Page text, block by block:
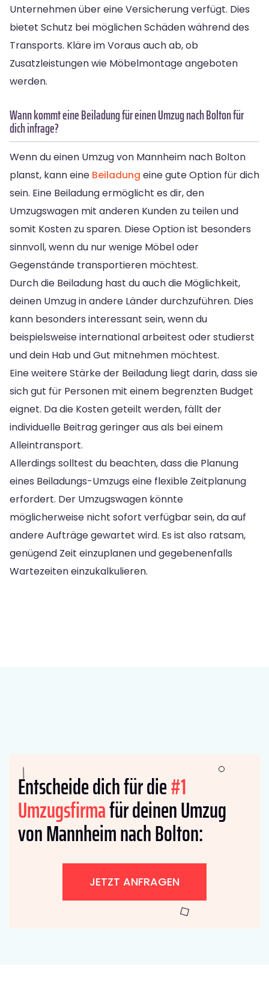
Unternehmen über eine Versicherung verfügt. Dies
bietet Schutz bei möglichen Schäden während des
Transports. Kläre im Voraus auch ab, ob
Zusatzleistungen wie Möbelmontage angeboten
werden.
Wann kommt eine Beiladung für einen Umzug nach Bolton für
dich infrage?
Wenn du einen Umzug von Mannheim nach Bolton
planst, kann eine Beiladung eine gute Option für dich
sein. Eine Beiladung ermöglicht es dir, den
Umzugswagen mit anderen Kunden zu teilen und
somit Kosten zu sparen. Diese Option ist besonders
sinnvoll, wenn du nur wenige Möbel oder
Gegenstände transportieren möchtest.
Durch die Beiladung hast du auch die Möglichkeit,
deinen Umzug in andere Länder durchzuführen. Dies
kann besonders interessant sein, wenn du
beispielsweise international arbeitest oder studierst
und dein Hab und Gut mitnehmen möchtest.
Eine weitere Stärke der Beiladung liegt darin, dass sie
sich gut für Personen mit einem begrenzten Budget
eignet. Da die Kosten geteilt werden, fällt der
individuelle Beitrag geringer aus als bei einem
Alleintransport.
Allerdings solltest du beachten, dass die Planung
eines Beiladungs-Umzugs eine flexible Zeitplanung
erfordert. Der Umzugswagen könnte
möglicherweise nicht sofort verfügbar sein, da auf
andere Aufträge gewartet wird. Es ist also ratsam,
genügend Zeit einzuplanen und gegebenenfalls
Wartezeiten einzukalkulieren.
Entscheide dich für die#1
Umzugsfirmafür deinen Umzug
von Mannheim nach Bolton:
JETZT ANFRAGEN